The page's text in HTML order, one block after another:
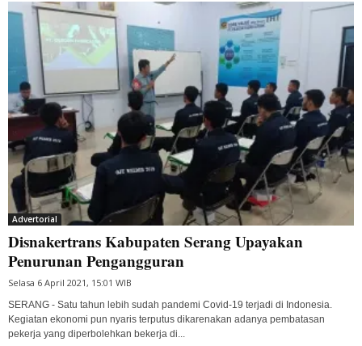
Advertorial
Disnakertrans Kabupaten Serang Upayakan
Penurunan Pengangguran
Selasa 6 April 2021, 15:01 WIB
SERANG - Satu tahun lebih sudah pandemi Covid-19 terjadi di Indonesia.
Kegiatan ekonomi pun nyaris terputus dikarenakan adanya pembatasan
pekerja yang diperbolehkan bekerja di...